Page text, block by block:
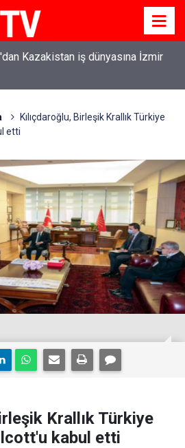
Kazakistan iş dünyasına İzmir
Kılıçdaroğlu, Birleşik Krallık Türkiye
etti
Krallık Türkiye
kabul etti